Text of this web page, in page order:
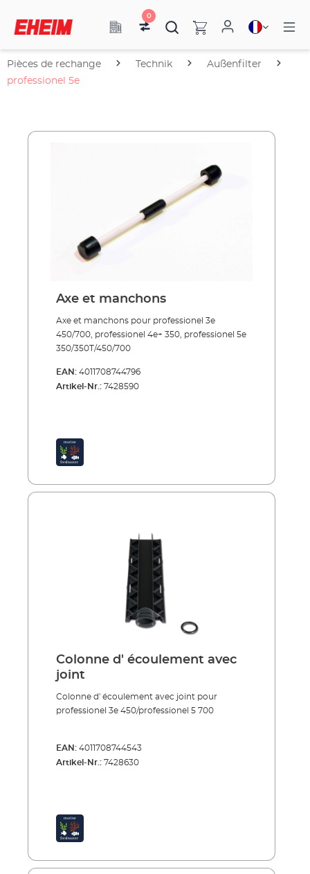
0
Pièces de rechange Technik
Außenfilter
professionel 5e
Axe et manchons
Axe et manchons pour professionel 3e
450/700, professionel 4e+ 350, professionel 5e
350/350T/450/700
EAN: 4011708744796
Artikel-Nr.: 7428590
Colonne d' écoulement avec
joint
Colonne d' écoulement avec joint pour
professionel 3e 450/professionel 5 700
EAN: 4011708744543
Artikel-Nr.: 7428630